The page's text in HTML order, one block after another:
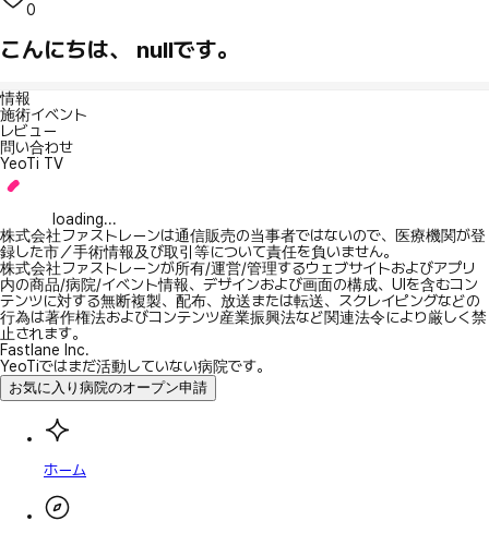
0
こんにちは、 nullです。
情報
施術イベント
レビュー
問い合わせ
YeoTi TV
loading...
株式会社ファストレーンは通信販売の当事者ではないので、医療機関が登
録した市／手術情報及び取引等について責任を負いません。
株式会社ファストレーンが所有/運営/管理するウェブサイトおよびアプリ
内の商品/病院/イベント情報、デザインおよび画面の構成、UIを含むコン
テンツに対する無断複製、配布、放送または転送、スクレイピングなどの
行為は著作権法およびコンテンツ産業振興法など関連法令により厳しく禁
止されます。
Fastlane Inc.
YeoTiではまだ活動していない病院です。
お気に入り病院のオープン申請
ホーム